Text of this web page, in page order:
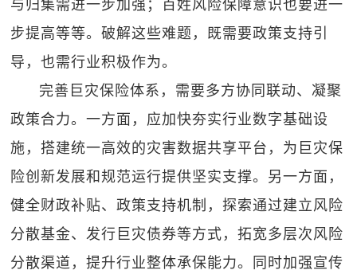
与归集需进一步加强；百姓风险保障意识也要进一
步提高等等。破解这些难题，既需要政策支持引
导，也需行业积极作为。
完善巨灾保险体系，需要多方协同联动、凝聚
政策合力。一方面，应加快夯实行业数字基础设
施，搭建统一高效的灾害数据共享平台，为巨灾保
险创新发展和规范运行提供坚实支撑。另一方面，
健全财政补贴、政策支持机制，探索通过建立风险
分散基金、发行巨灾债券等方式，拓宽多层次风险
分散渠道，提升行业整体承保能力。同时加强宣传